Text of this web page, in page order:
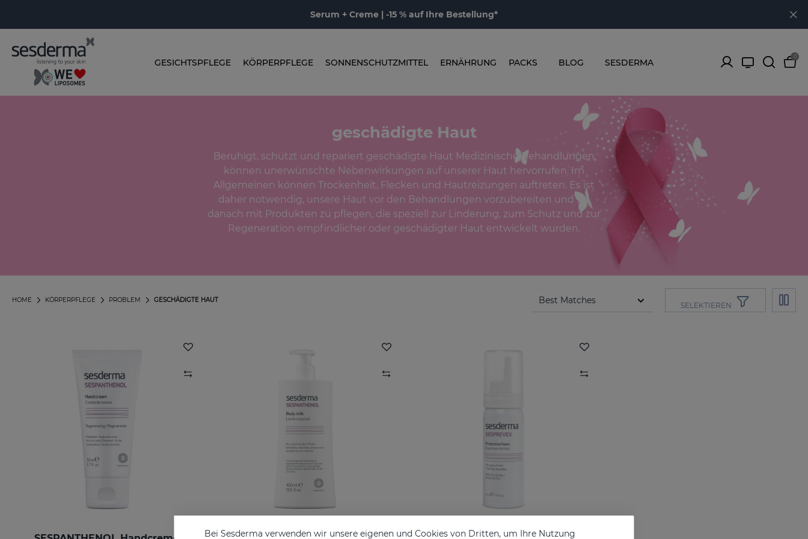
Serum + Creme | -15 % auf Ihre Bestellung*
GESICHTSPFLEGE KÖRPERPFLEGE SONNENSCHUTZMITTEL ERNÄHRUNG PACKS BLOG SESDERMA
0
geschädigte Haut
Beruhigt, schützt und repariert geschädigte Haut Medizinische Behandlungen
können unerwünschte Nebenwirkungen auf unserer Haut hervorrufen. Im
Allgemeinen können Trockenheit, Flecken und Hautreizungen auftreten. Es ist
daher notwendig, unsere Haut vor den Behandlungen vorzubereiten und sie
danach mit Produkten zu pflegen, die speziell zur Linderung, zum Schutz und zur
Regeneration empfindlicher oder geschädigter Haut entwickelt wurden.
GESCHÄDIGTE HAUT
PROBLEM
KÖRPERPFLEGE
HOME
SELEKTIEREN
Bei Sesderma verwenden wir unsere eigenen und Cookies von Dritten, um Ihre Nutzung